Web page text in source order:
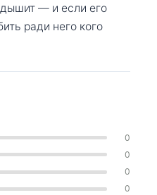
— и если его
ради него кого
0
0
0
0